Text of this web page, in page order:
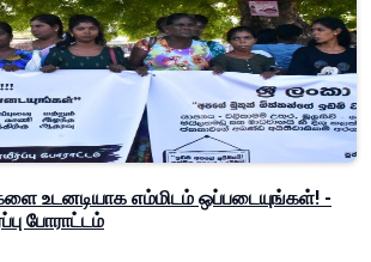
உடனடியாக எம்மிடம் ஒப்படையுங்கள்! -
போராட்டம்